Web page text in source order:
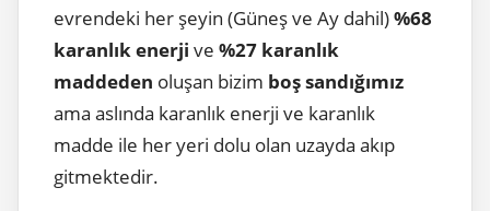
evrendeki her şeyin (Güneş ve Ay dahil)%68
karanlık enerji ve %27 karanlık
maddeden oluşan bizim boş sandığımız
ama aslında karanlık enerji ve karanlık
madde ile her yeri dolu olan uzayda akıp
gitmektedir.